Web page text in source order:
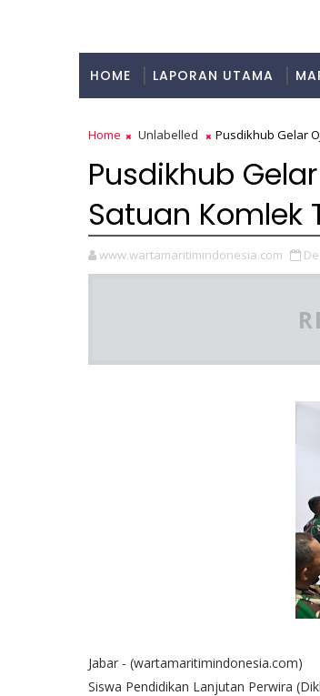
HOME LAPORAN UTAMA
Home Unlabelled Pusdikhub Gelar
Pusdikhub
Satuan Komlek
www.wartamaritimindonesia.com
Jabar - (wartamaritimindonesia.com)
Siswa Pendidikan Lanjutan Perwira